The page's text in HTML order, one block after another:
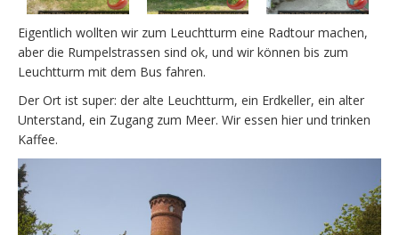
Eigentlich wollten wir zum Leuchtturm eine Radtour machen,
aber die Rumpelstrassen sind ok, und wir können bis zum
Leuchtturm mit dem Bus fahren.
Der Ort ist super: der alte Leuchtturm, ein Erdkeller, ein alter
Unterstand, ein Zugang zum Meer. Wir essen hier und trinken
Kaffee.